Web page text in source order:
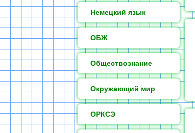
Немецкий язык
ОБЖ
Обществознание
Окружающий мир
ОРКСЭ